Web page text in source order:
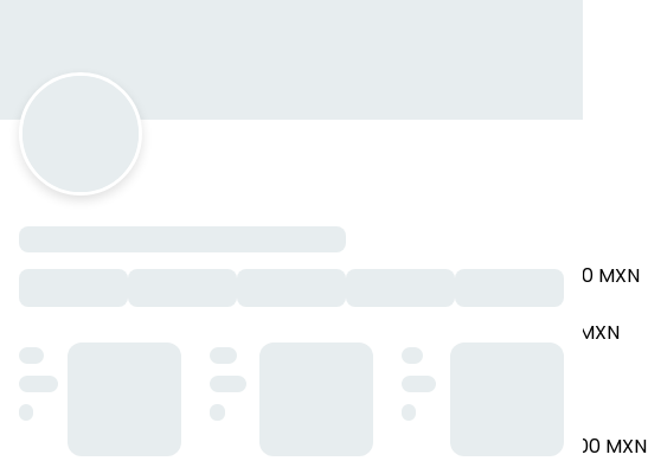
Club Sàndwich
Platillos especiales
Chicken tenders
Chicken tenders
Frijoles charros+Orden de Tacos+Refresco.
Sopa del día+Guisado del día+ Agua de Sabor+Postre.— $170.00 MXN
Menú del Día.— $95.00 MXN
— $210.00 MXN
Sopa del día+Tacos Dorados+Agua de Sabor.— $115.00 MXN
Sopa del día+Tacos de Cochinita+Refresco.— $140.00 MXN
Frijoles charros+Cecina de Yecapixtla.
— $190.00 MXN
Sopa del día+Enchiladas Tradicionales+Agua de Sabor.
— $195.00 MXN